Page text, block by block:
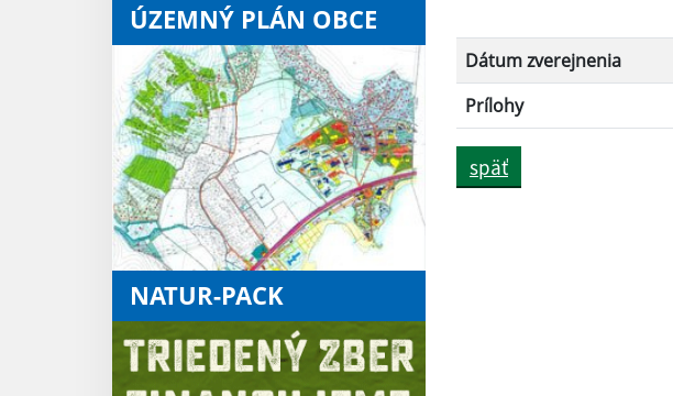
ÚZEMNÝ PLÁN OBCE
NATUR-PACK
Dátum zverejnenia
Prílohy
späť